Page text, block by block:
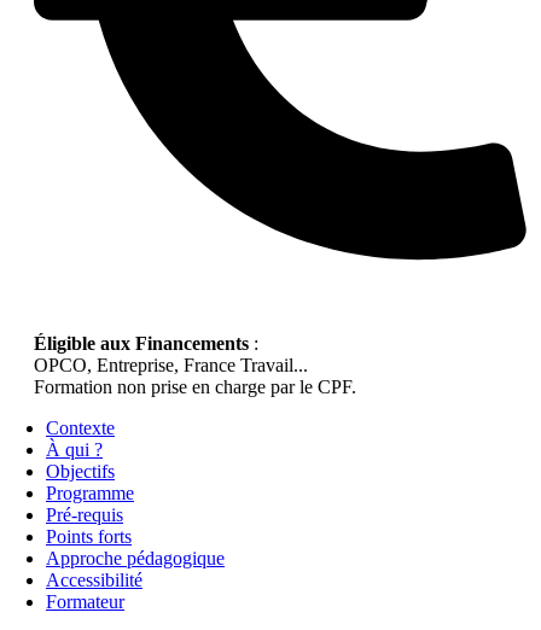
Éligible aux Financements :
OPCO, Entreprise, France Travail...
Formation non prise en charge par le CPF.
Contexte
À qui ?
Objectifs
Programme
Pré-requis
Points forts
Approche pédagogique
Accessibilité
Formateur